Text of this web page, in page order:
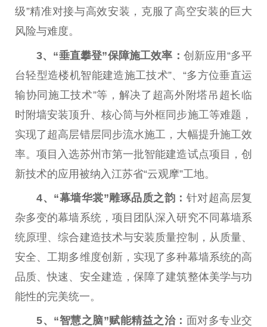
级”精准对接与高效安装，克服了高空安装的巨大
风险与难度。
3、“垂直攀登”保障施工效率 ： 创新应用“多平
台轻型造楼机智能建造施工技术”、“多方位垂直运
输协同施工技术”等，解决了超高外附塔吊超长临
时附墙安装顶升、核心筒与外框同步施工等难题，
实现了超高层错层同步流水施工，大幅提升施工效
率。项目入选苏州市第一批智能建造试点项目，创
新技术的应用被纳入江苏省“云观摩”工地。
4、“幕墙华裳” 雕琢品质之韵： 针对超高层复
杂多变的幕墙系统，项目团队深入研究不同幕墙系
统原理、综合建造技术与安装质量控制，从质量、
安全、工期多维度创新，实现了多种幕墙系统的高
品质、快速、安全建造，保障了建筑整体美学与功
能性的完美统一。
5、“智慧之脑”赋能精益之治： 面对多专业交